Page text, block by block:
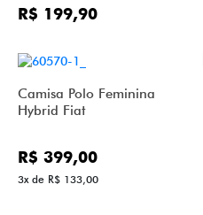
R$ 199,90
Camisa Polo Feminina
Hybrid Fiat
R$ 399,00
3x de R$ 133,00